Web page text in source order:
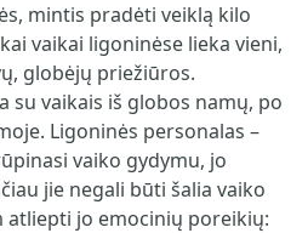
mintis pradėti veiklą kilo
kai vaikai ligoninėse lieka vieni,
globėjų priežiūros.
su vaikais iš globos namų, po
Ligoninės personalas –
vaiko gydymu, jo
jie negali būti šalia vaiko
atliepti jo emocinių poreikių: